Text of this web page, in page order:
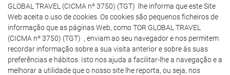
GLOBAL TRAVEL (CICMA nº 3750) (TGT) lhe informa que este Site
Web aceita o uso de cookies. Os cookies são pequenos ficheiros de
informação que as páginas Web, como TOR GLOBAL TRAVEL
(CICMA nº 3750) (TGT) , enviam ao seu navegador e nos permitem
recordar informação sobre a sua visita anterior e sobre às suas
preferências e hábitos. Isto nos ajuda a facilitar-lhe a navegação e a
melhorar a utilidade que o nosso site lhe reporta, ou seja, nos